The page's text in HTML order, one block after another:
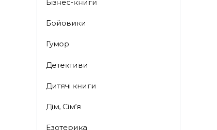
Бізнес-книги
Бойовики
Гумор
Детективи
Дитячі книги
Дім, Сім’я
Езотерика